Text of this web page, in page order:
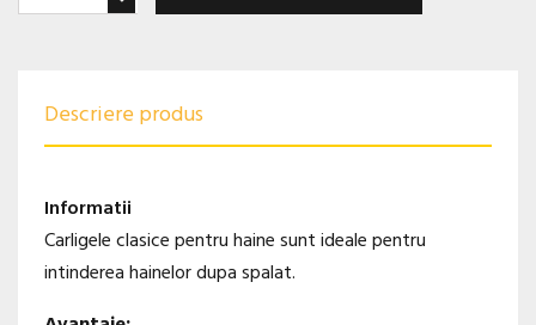
Descriere produs
Informatii
Carligele clasice pentru haine sunt ideale pentru
intinderea hainelor dupa spalat.